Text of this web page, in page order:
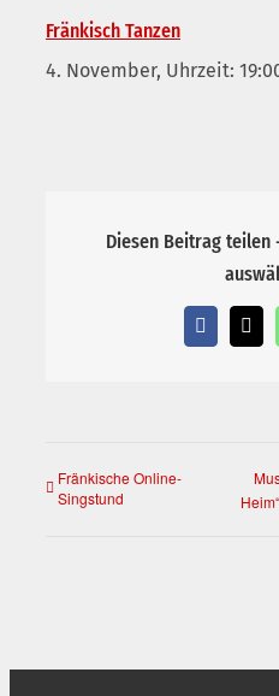
Fränkisch Tanzen
4. November, Uhrzeit:
Diesen Beitrag teilen
Facebook
X
Fränkische Online-
Singstund
Heim“